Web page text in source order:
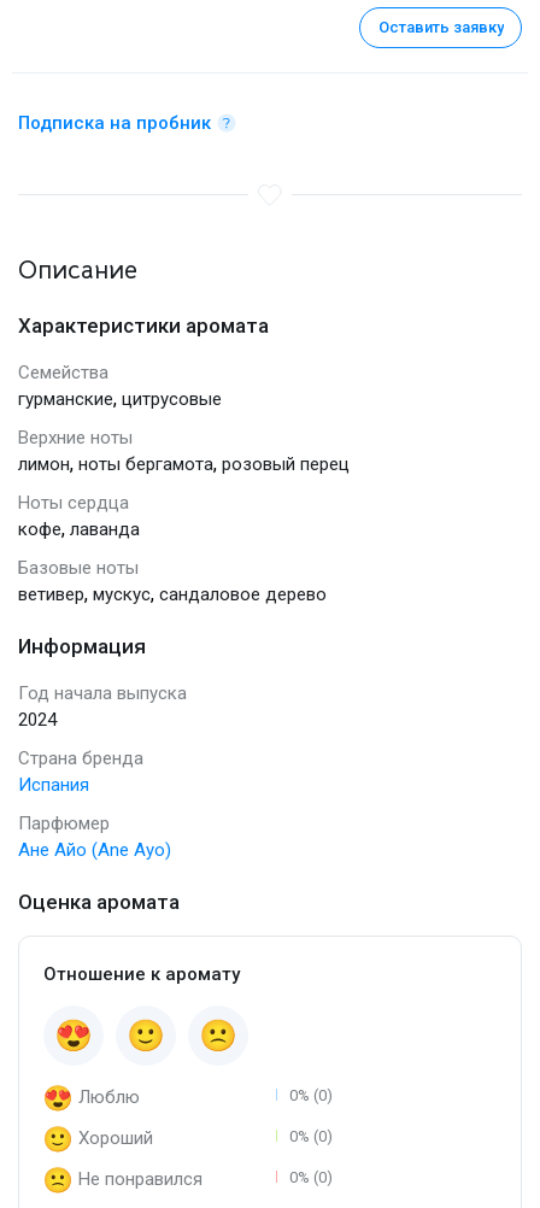
Оставить заявку
Подписка на пробник
Описание
Характеристики аромата
Семейства
гурманские, цитрусовые
Верхние ноты
лимон, ноты бергамота, розовый перец
Ноты сердца
кофе, лаванда
Базовые ноты
ветивер, мускус, сандаловое дерево
Информация
Год начала выпуска
2024
Страна бренда
Испания
Парфюмер
Ане Айо (Ane Ayo)
Оценка аромата
Отношение к аромату
Люблю 0% (0)
Хороший 0% (0)
Не понравился 0% (0)